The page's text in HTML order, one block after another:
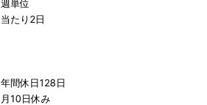
週単位
当たり2日
年間休日128日
月10日休み